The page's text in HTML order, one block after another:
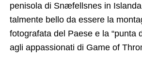
penisola di Snæfellsnes in
talmente bello da essere la
fotografata del Paese e la “punta
agli appassionati di Game of